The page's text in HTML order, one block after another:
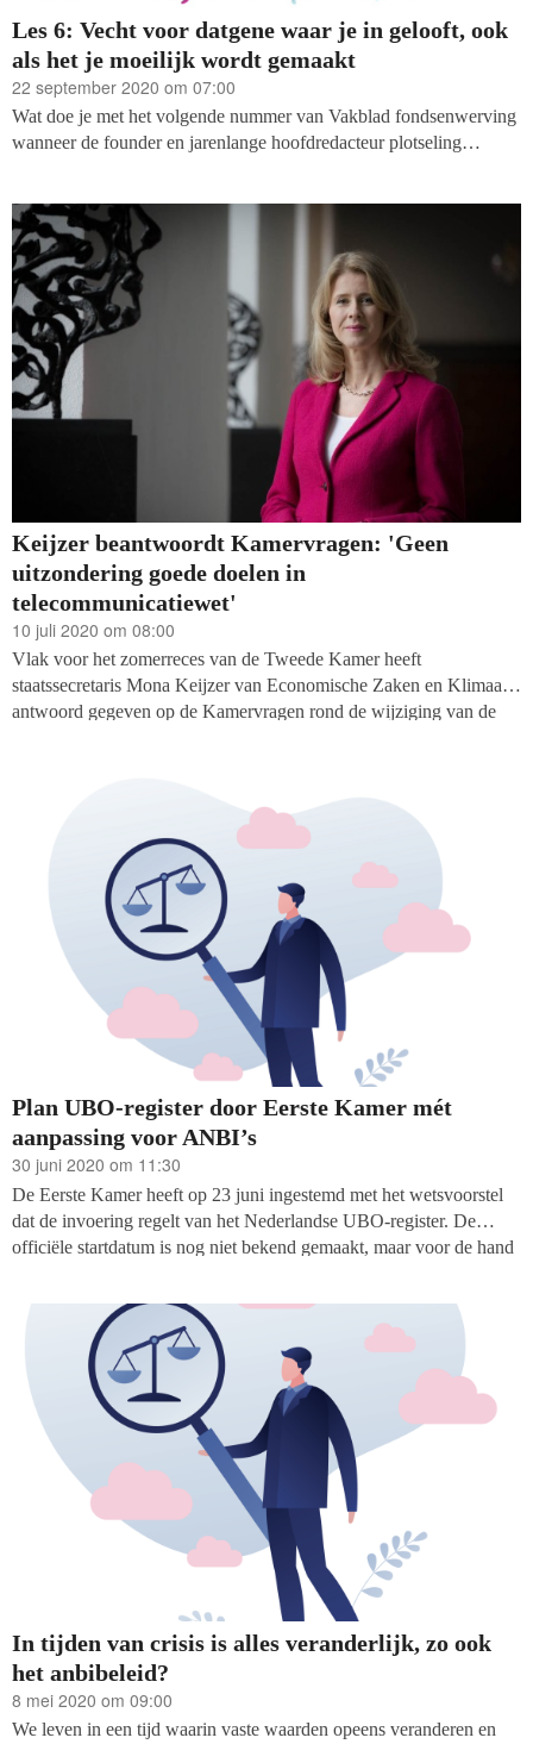
Les 6: Vecht voor datgene waar je in gelooft, ook
als het je moeilijk wordt gemaakt
22 september 2020 om 07:00
Wat doe je met het volgende nummer van Vakblad fondsenwerving
wanneer de founder en jarenlange hoofdredacteur plotseling
meeste editorials van Jaap's hand was altijd wel een les te
destilleren. Dat hebben we dus gedaan: eerst met een origineel
editorial waar de les uit komt, en daarna een artikel van Jaap uit het
recente verleden, waarin deze les terugkomt.De andere lessen
vind je via deze pagina
. De poster met alle lessen
downloaden.
Keijzer beantwoordt Kamervragen: 'Geen
uitzondering goede doelen in
telecommunicatiewet'
10 juli 2020 om 08:00
Vlak voor het zomerreces van de Tweede Kamer heeft
staatssecretaris Mona Keijzer van Economische Zaken en Klimaat
antwoord gegeven op de Kamervragen rond de wijziging van de
moet aangeven gebeld te willen worden. Uit de schriftelijke
antwoorden blijkt dat Keijzer, ondanks de roep van
goededoelenorganisaties, de internetconsultatie en de Kamervragen
van o.a. CDA, CU, GL, PvdA en VVD, niet van gedachten is
veranderd. De reactie van de staatssecretaris in vijf thema’s:
Plan UBO-register door Eerste Kamer mét
aanpassing voor ANBI’s
30 juni 2020 om 11:30
De Eerste Kamer heeft op 23 juni ingestemd met het wetsvoorstel
dat de invoering regelt van het Nederlandse UBO-register. De
officiële startdatum is nog niet bekend gemaakt, maar voor de hand
In tijden van crisis is alles veranderlijk, zo ook
het anbibeleid?
8 mei 2020 om 09:00
We leven in een tijd waarin vaste waarden opeens veranderen en